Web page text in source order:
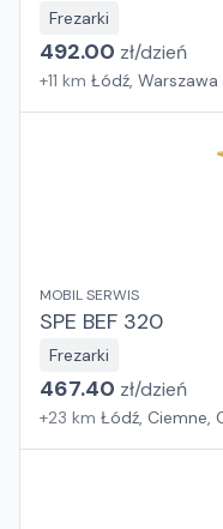
Frezarki
492.00 zł/dzień
+11 km Łódź, Warszawa
MOBIL SERWIS
SPE BEF 320
Frezarki
467.40 zł/dzień
+23 km Łódź, Ciemne,